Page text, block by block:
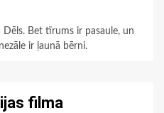
Dēls. Bet tīrums ir pasaule, un
ir ļaunā bērni.
filma